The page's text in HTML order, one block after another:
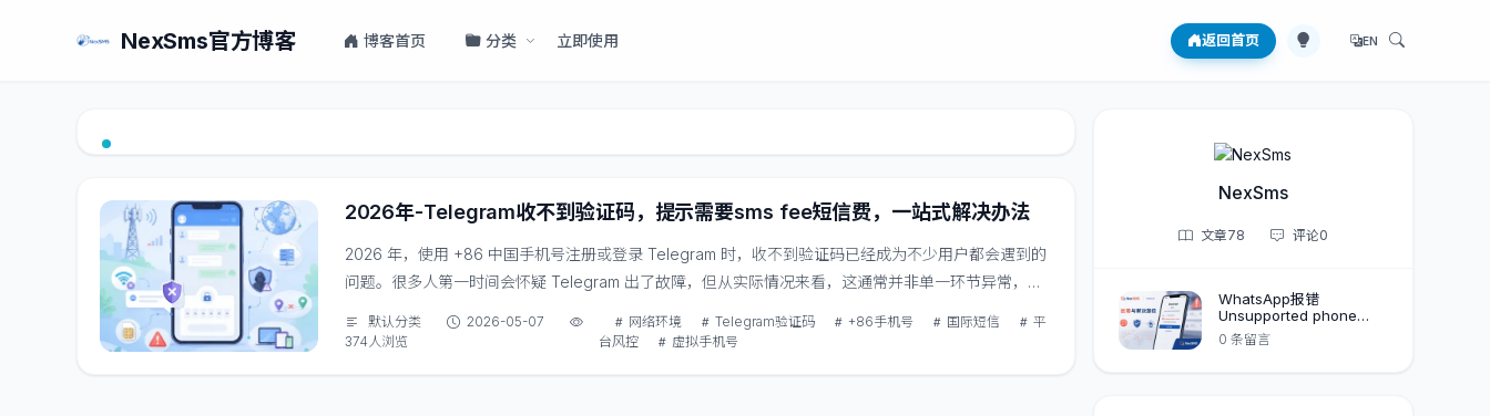
NexSms官方博客 博客首页 分类 立即使用 返回首页 EN
2026年-Telegram收不到验证码，提示需要sms fee短信费，一站式解决办法
2026 年，使用 +86 中国手机号注册或登录 Telegram 时，收不到验证码已经成为不少用户都会遇到的
问题。很多人第一时间会怀疑 Telegram 出了故障，但从实际情况来看，这通常并非单一环节异常，而
信送达率、运营商过滤机制、账号登录环境一致性等...
默认分类
2026-05-07
374人浏览
网络环境 Telegram验证码 +86手机号 国际短信
平
台风控
虚拟手机号
NexSms
文章78 评论0
WhatsApp报错
Unsupported phone
number？先判层再换路：
语音验证只在一种情况下
0 条留言